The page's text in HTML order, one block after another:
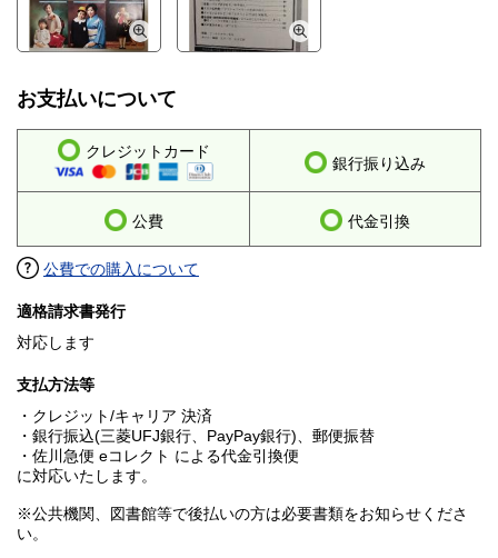
お支払いについて
クレジットカード
銀行振り込み
公費 代金引換
公費での購入について
適格請求書発行
対応します
支払方法等
・クレジット/キャリア 決済
・銀行振込(三菱UFJ銀行、PayPay銀行)、郵便振替
・佐川急便 eコレクト による代金引換便
に対応いたします。
※公共機関、図書館等で後払いの方は必要書類をお知らせくださ
い。